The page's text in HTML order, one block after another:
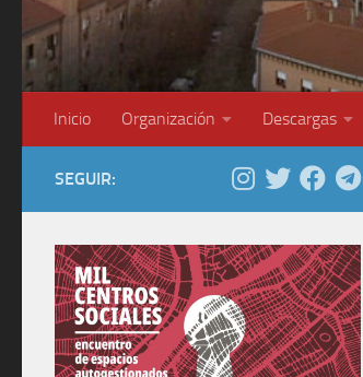
Inicio Organización Descargas
SEGUIR: